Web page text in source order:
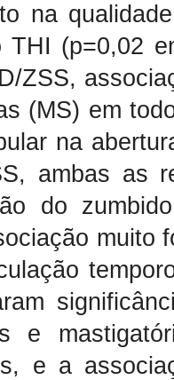
na
THI (p=0,02
ZSS,
(MS) em
na
ambas as
do
muito
e
e a